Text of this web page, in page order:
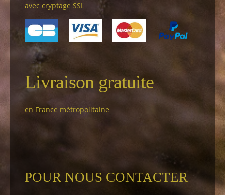
avec cryptage SSL
Livraison gratuite
en France métropolitaine
POUR NOUS CONTACTER